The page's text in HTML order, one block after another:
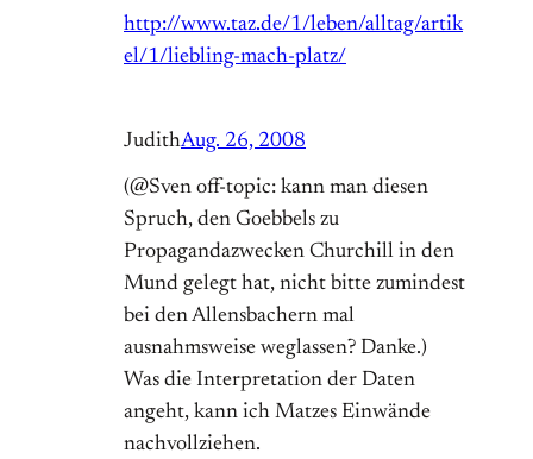
http://www.taz.de/1/leben/alltag/artik
el/1/liebling-mach-platz/
JudithAug. 26, 2008
(@Sven off-topic: kann man diesen
Spruch, den Goebbels zu
Propagandazwecken Churchill in den
Mund gelegt hat, nicht bitte zumindest
bei den Allensbachern mal
ausnahmsweise weglassen? Danke.)
Was die Interpretation der Daten
angeht, kann ich Matzes Einwände
nachvollziehen.